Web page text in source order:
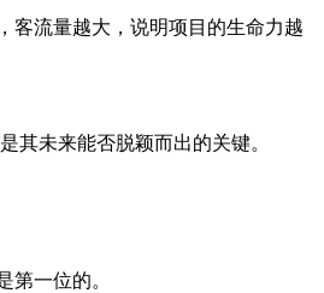
客流量越大，说明项目的生命力越
其未来能否脱颖而出的关键。
第一位的。